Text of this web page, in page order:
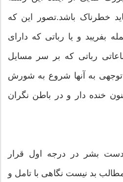
خطرناک باشد.تصور این که
بفریبد و یا رباتی که دارای
رباتی که بر سر مسایل
به آنها شروع به شورش
خنده دار و در باطن نگران
دست بشر در درجه اول قرار
بد نیست نگاهی با تامل و